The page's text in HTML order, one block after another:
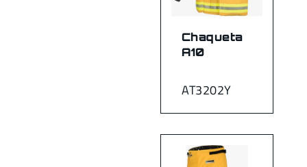
AT3202Y
Chaqueta
A10